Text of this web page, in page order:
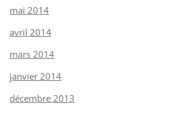
mai 2014
avril 2014
mars 2014
janvier 2014
décembre 2013